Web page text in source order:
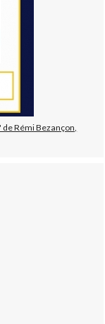
Rémi Bezançon,